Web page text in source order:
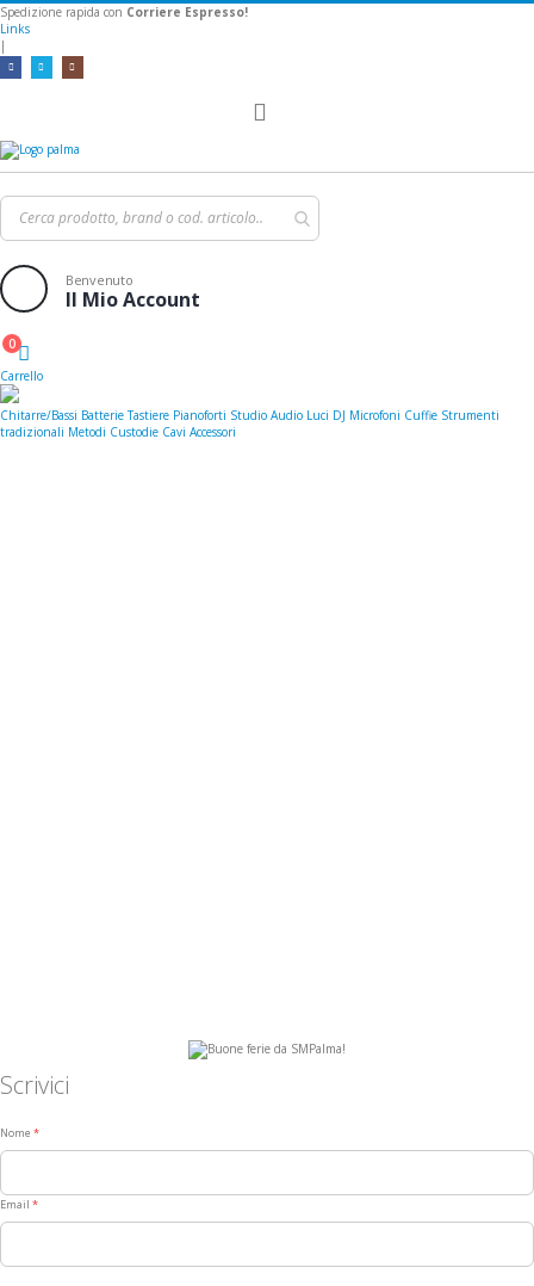
Spedizione rapida con Corriere Espresso!
Links
|
Benvenuto
Il Mio Account
Cart
0
Carrello
Chitarre/Bassi Batterie Tastiere Pianoforti Studio Audio Luci DJ Microfoni Cuffie Strumenti
tradizionali Metodi Custodie Cavi Accessori
Scrivici
Nome
Email